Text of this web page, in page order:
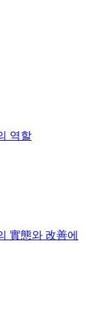
역할
實態와 改善에